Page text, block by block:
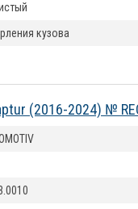
кузова
(2016-2024) №